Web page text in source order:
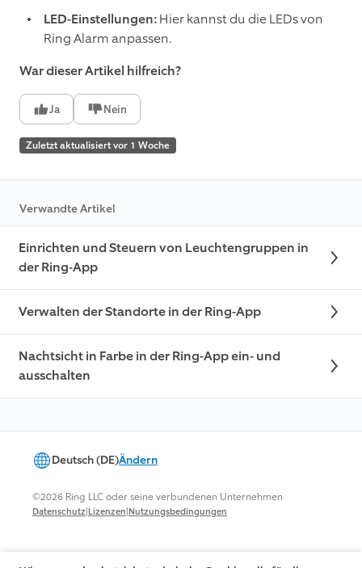
LED-Einstellungen:Hier kannst du die LEDs von
Ring Alarm anpassen.
War dieser Artikel hilfreich?
Ja Nein
Zuletzt aktualisiert vor 1 Woche
Verwandte Artikel
Einrichten und Steuern von Leuchtengruppen in
der Ring-App
Verwalten der Standorte in der Ring-App
Nachtsicht in Farbe in der Ring-App ein- und
ausschalten
Deutsch (DE)Ändern
©2026 Ring LLC oder seine verbundenen Unternehmen
Datenschutz|Lizenzen|Nutzungsbedingungen